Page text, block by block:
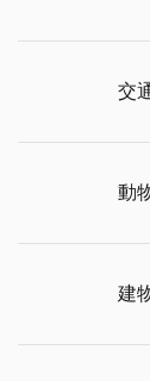
交
動
建